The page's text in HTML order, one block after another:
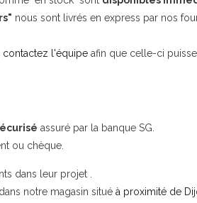
nous sont livrés en express par nos
contactez l'équipe afin que celle-ci
assuré par la banque SG.
ou chèque.
dans leur projet .
notre magasin situé à proximité de